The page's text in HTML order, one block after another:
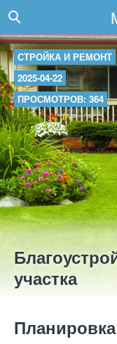
СТРОЙКА И РЕМОНТ
2025-04-22
ПРОСМОТРОВ: 364
участка